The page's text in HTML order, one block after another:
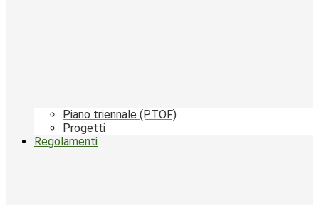
Piano triennale (PTOF)
Progetti
Regolamenti